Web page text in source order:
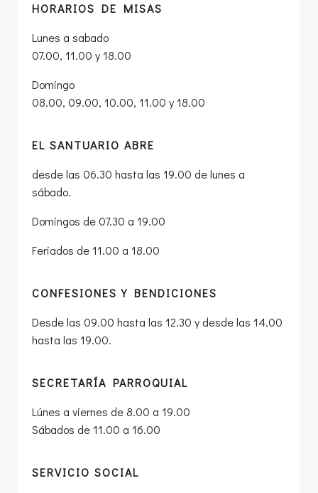
HORARIOS DE MISAS
Lunes a sabado
07.00, 11.00 y 18.00
Domingo
08.00, 09.00, 10.00, 11.00 y 18.00
EL SANTUARIO ABRE
desde las 06.30 hasta las 19.00 de lunes a
sábado.
Domingos de 07.30 a 19.00
Feriados de 11.00 a 18.00
CONFESIONES Y BENDICIONES
Desde las 09.00 hasta las 12.30 y desde las 14.00
hasta las 19.00.
SECRETARÍA PARROQUIAL
Lúnes a viernes de 8.00 a 19.00
Sábados de 11.00 a 16.00
SERVICIO SOCIAL